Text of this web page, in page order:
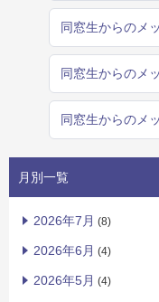
同窓生からのメ
同窓生からのメ
同窓生からのメ
月別一覧
2026年7月 (8)
2026年6月 (4)
2026年5月 (4)